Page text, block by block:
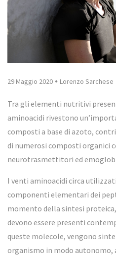
29 Maggio 2020 Lorenzo Sarchese
Tra gli elementi nutritivi
aminoacidi rivestono
composti a base di azoto,
di numerosi composti organici
neurotrasmettitori ed
I venti aminoacidi circa
componenti elementari dei
momento della sintesi
devono essere presenti
queste molecole, vengono
organismo in modo